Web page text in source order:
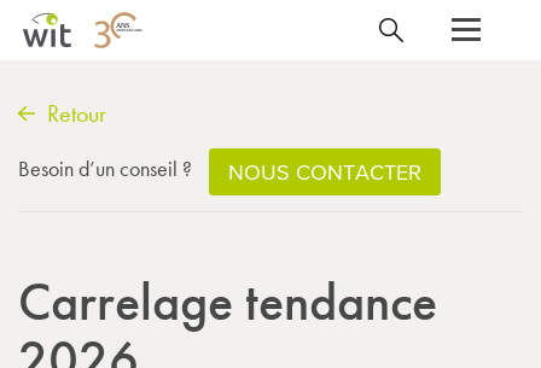
Retour
Besoin d’un conseil ? NOUS CONTACTER
Carrelage tendance